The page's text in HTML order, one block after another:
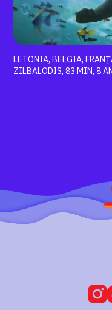
LETONIA, BELGIA,
ZILBALODIS, 83 MIN, 8